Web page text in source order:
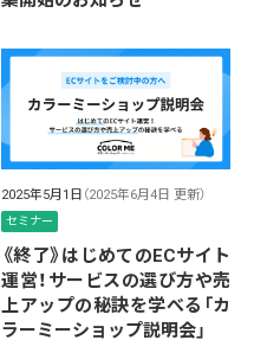
2025年5月1日 （2025年6月4日 更新）
セミナー
《終了》はじめてのECサイト
運営！サービスの選び方や売
上アップの秘訣を学べる「カ
ラーミーショップ説明会」